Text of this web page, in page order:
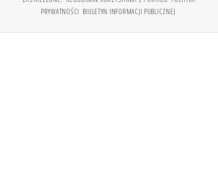
PRYWATNOŚCI BIULETYN INFORMACJI PUBLICZNEJ